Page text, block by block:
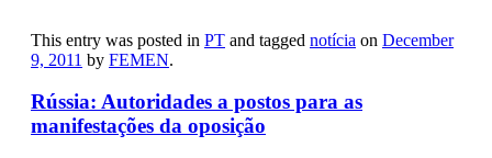
This entry was posted in PT and tagged notícia on December
9, 2011 by FEMEN.
Rússia: Autoridades a postos para as
manifestações da oposição